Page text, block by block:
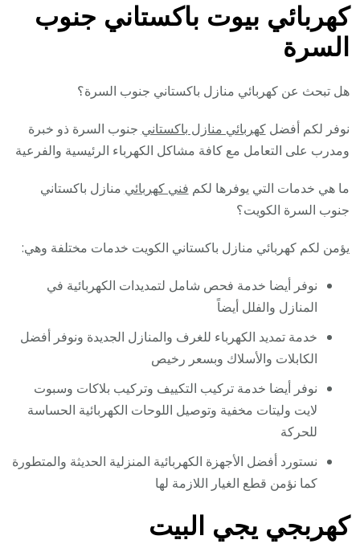
كهربائي بيوت باكستاني جنوب
السرة
هل تبحث عن كهربائي منازل باكستاني جنوب السرة؟
نوفر لكم أفضلكهربائي منازل باكستاني جنوب السرة ذو خبرة
ومدرب على التعامل مع كافة مشاكل الكهرباء الرئيسية والفرعية
ما هي خدمات التي يوفرها لكم فني كهربائي منازل باكستاني
جنوب السرة الكويت؟
يؤمن لكم كهربائي منازل باكستاني الكويت خدمات مختلفة وهي:
نوفر أيضا خدمة فحص شامل لتمديدات الكهربائية في
المنازل والفلل أيضاً
خدمة تمديد الكهرباء للغرف والمنازل الجديدة ونوفر أفضل
الكابلات والأسلاك وبسعر رخيص
نوفر أيضا خدمة تركيب التكييف وتركيب بلاكات وسبوت
لايت وليتات مخفية وتوصيل اللوحات الكهربائية الحساسة
للحركة
نستورد أفضل الأجهزة الكهربائية المنزلية الحديثة والمتطورة
كما نؤمن قطع الغيار اللازمة لها
كهربجي يجي البيت